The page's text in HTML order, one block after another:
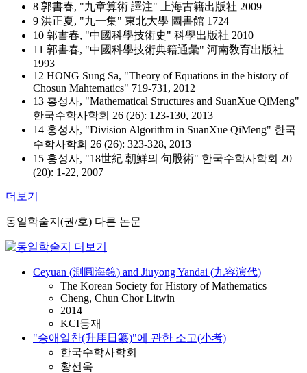
8 郭書春, "九章算術 譯注" 上海古籍出版社 2009
9 洪正夏, "九一集" 東北大學 圖書館 1724
10 郭書春, "中國科學技術史" 科學出版社 2010
11 郭書春, "中國科學技術典籍通彙" 河南敎育出版社
1993
12 HONG Sung Sa, "Theory of Equations in the history of
Chosun Mahtematics" 719-731, 2012
13 홍성사, "Mathematical Structures and SuanXue QiMeng"
한국수학사학회 26 (26): 123-130, 2013
14 홍성사, "Division Algorithm in SuanXue QiMeng" 한국
수학사학회 26 (26): 323-328, 2013
15 홍성사, "18世紀 朝鮮의 句股術" 한국수학사학회 20
(20): 1-22, 2007
더보기
동일학술지(권/호) 다른 논문
Ceyuan (測圓海鏡) and Jiuyong Yandai (九容演代)
The Korean Society for History of Mathematics
Cheng, Chun Chor Litwin
2014
KCI등재
"승애일찬(升厓日纂)"에 관한 소고(小考)
한국수학사학회
황선욱